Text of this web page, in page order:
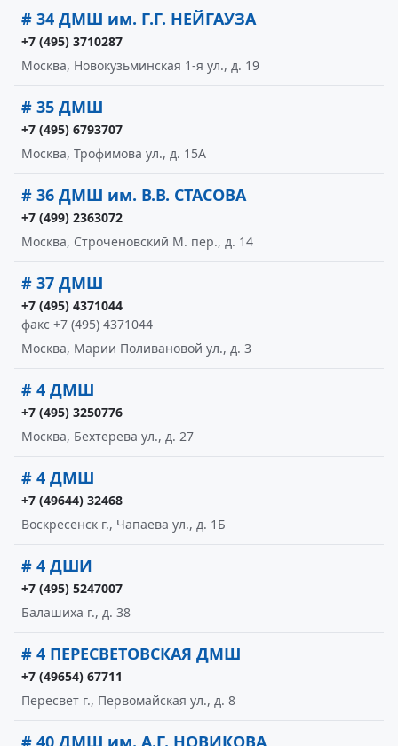
# 34 ДМШ им. Г.Г. НЕЙГАУЗА
+7 (495) 3710287
Москва, Новокузьминская 1-я ул., д. 19
# 35 ДМШ
+7 (495) 6793707
Москва, Трофимова ул., д. 15А
# 36 ДМШ им. В.В. СТАСОВА
+7 (499) 2363072
Москва, Строченовский М. пер., д. 14
# 37 ДМШ
+7 (495) 4371044
факс +7 (495) 4371044
Москва, Марии Поливановой ул., д. 3
# 4 ДМШ
+7 (495) 3250776
Москва, Бехтерева ул., д. 27
# 4 ДМШ
+7 (49644) 32468
Воскресенск г., Чапаева ул., д. 1Б
# 4 ДШИ
+7 (495) 5247007
Балашиха г., д. 38
# 4 ПЕРЕСВЕТОВСКАЯ ДМШ
+7 (49654) 67711
Пересвет г., Первомайская ул., д. 8
# 40 ДМШ им. А.Г. НОВИКОВА